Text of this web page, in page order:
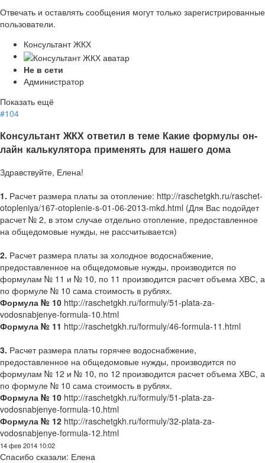
Отвечать и оставлять сообщения могут только зарегистрированные
пользователи.
Консультант ЖКХ
Не в сети
Администратор
Показать ещё
#104
Консультант ЖКХ ответил в теме Какие формулы он-
лайн калькулятора применять для нашего дома
Здравствуйте, Елена!
1. Расчет размера платы за отопление: http://raschetgkh.ru/raschet-
otopleniya/167-otoplenie-s-01-06-2013-mkd.html (Для Вас подойдет
расчет № 2, в этом случае отдельно отопление, предоставленное
на общедомовые нужды, не рассчитывается)
2. Расчет размера платы за холодное водоснабжение,
предоставленное на общедомовые нужды, производится по
формулам № 11 и № 10, по 11 производится расчет объема ХВС, а
по формуле № 10 сама стоимость в рублях.
Формула № 10 http://raschetgkh.ru/formuly/51-plata-za-
vodosnabjenye-formula-10.html
Формула № 11 http://raschetgkh.ru/formuly/46-formula-11.html
3. Расчет размера платы горячее водоснабжение,
предоставленное на общедомовые нужды, производится по
формулам № 12 и № 10, по 12 производится расчет объема ХВС, а
по формуле № 10 сама стоимость в рублях.
Формула № 10 http://raschetgkh.ru/formuly/51-plata-za-
vodosnabjenye-formula-10.html
Формула № 12 http://raschetgkh.ru/formuly/32-plata-za-
vodosnabjenye-formula-12.html
14 фев 2014 10:02
Спасибо сказали: Елена